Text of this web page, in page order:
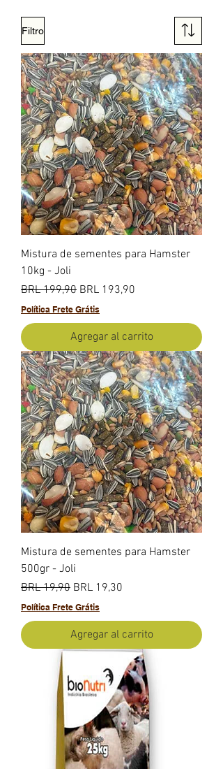
Filtro
Mistura de sementes para Hamster
10kg - Joli
Precio
BRL 199,90 Precio de oferta
BRL 193,90
Política Frete Grátis
Agregar al carrito
Mistura de sementes para Hamster
500gr - Joli
Precio
BRL 19,90 Precio de oferta
BRL 19,30
Política Frete Grátis
Agregar al carrito